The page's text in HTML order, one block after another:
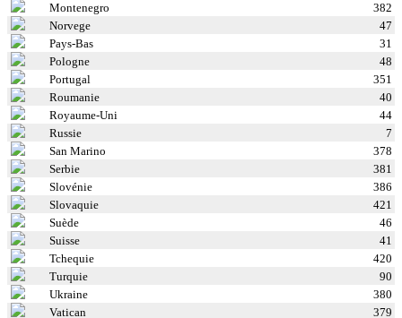
Montenegro
382
Norvege
47
Pays-Bas
31
Pologne
48
Portugal
351
Roumanie
40
Royaume-Uni
44
Russie
7
San Marino
378
Serbie
381
Slovénie
386
Slovaquie
421
Suède
46
Suisse
41
Tchequie
420
Turquie
90
Ukraine
380
Vatican
379